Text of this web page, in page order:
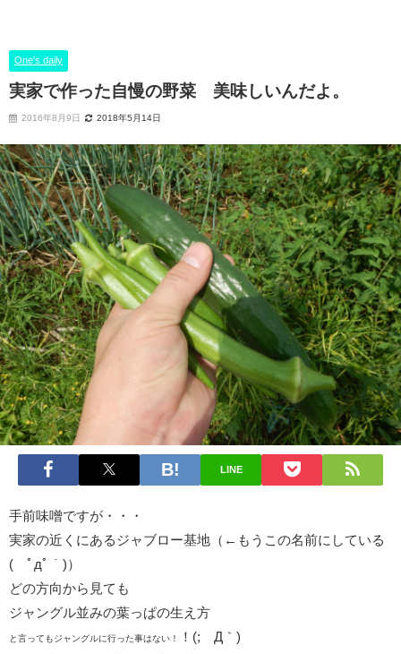
One's daily
実家で作った自慢の野菜 美味しいんだよ。
2016年8月9日 2018年5月14日
LINE
手前味噌ですが・・・
実家の近くにあるジャブロー基地（←もうこの名前にしている
(´ﾟдﾟ｀)）
どの方向から見ても
ジャングル並みの葉っぱの生え方
と言ってもジャングルに行った事はない！
！(;´Д｀)